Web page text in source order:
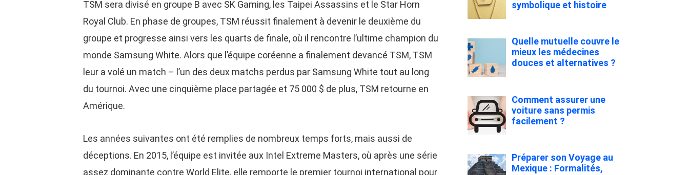
TSM sera divisé en groupe B avec SK Gaming, les Taipei Assassins et le Star Horn
Royal Club. En phase de groupes, TSM réussit finalement à devenir le deuxième du
groupe et progresse ainsi vers les quarts de finale, où il rencontre l’ultime champion du
monde Samsung White. Alors que l’équipe coréenne a finalement devancé TSM, TSM
leur a volé un match – l’un des deux matchs perdus par Samsung White tout au long
du tournoi. Avec une cinquième place partagée et 75 000 $ de plus, TSM retourne en
Amérique.
Les années suivantes ont été remplies de nombreux temps forts, mais aussi de
déceptions. En 2015, l’équipe est invitée aux Intel Extreme Masters, où après une série
assez dominante contre World Elite, elle remporte le premier tournoi international pour
symbolique et histoire
Quelle mutuelle couvre le
mieux les médecines
douces et alternatives ?
Comment assurer une
voiture sans permis
facilement ?
Préparer son Voyage au
Mexique : Formalités,